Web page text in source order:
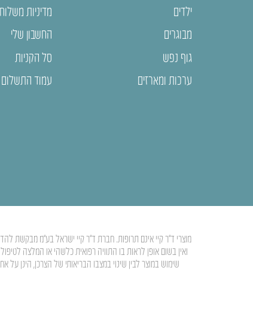
ילדים
מבוגרים
גוף נפש
ערכות ומארזים
מדיניות
החשבון שלי
סל הקניות
עמוד התשלום
מוצרי ד”ר קיי אינם תרופות. חברת ד”ר קיי ישראל בע”מ מבקשת
ואין בשום אופן לראות בו התוויה רפואית כלשהי או המלצה
שימוש במוצר לבין שינוי במצבו הבריאותי של הצרכן, הינן